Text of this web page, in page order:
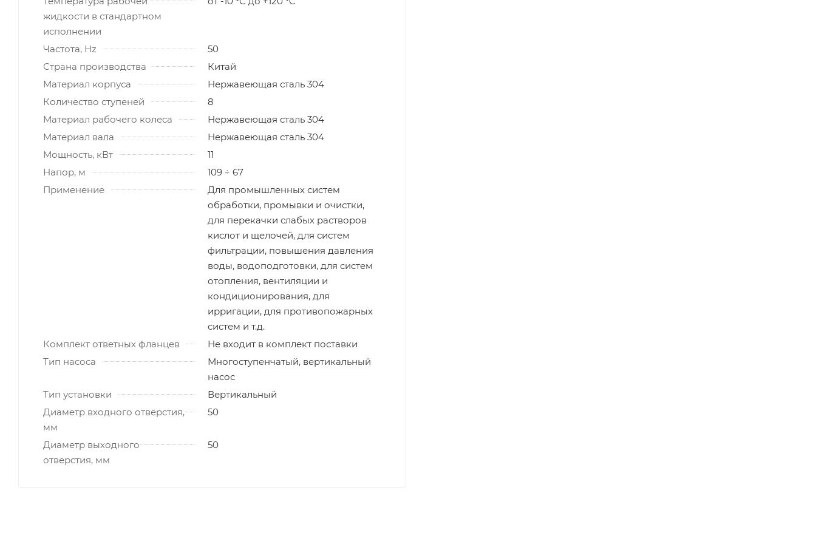
жидкости в стандартном
исполнении
Частота, Hz
50
Страна производства
Китай
Материал корпуса
Нержавеющая сталь 304
Количество ступеней
8
Материал рабочего колеса
Нержавеющая сталь 304
Материал вала
Нержавеющая сталь 304
Мощность, кВт
11
Напор, м
109 ÷ 67
Применение
Для промышленных систем
обработки, промывки и очистки,
для перекачки слабых растворов
кислот и щелочей, для систем
фильтрации, повышения давления
воды, водоподготовки, для систем
отопления, вентиляции и
кондиционирования, для
ирригации, для противопожарных
систем и т.д.
Комплект ответных фланцев
Не входит в комплект поставки
Тип насоса
Многоступенчатый, вертикальный
насос
Тип установки
Вертикальный
Диаметр входного отверстия,
мм
50
Диаметр выходного
отверстия, мм
50